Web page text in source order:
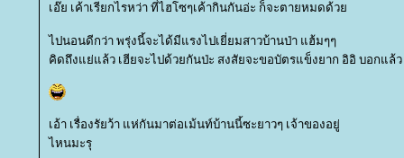
เอ๊ย เค้าเรียกไรหว่า ที่ไฮโซๆเค้ากินกันอ่ะ ก็จะตายหมดด้ว
ไปนอนดีกว่า พรุ่งนี้จะได้มีแรงไปเยี่ยมสาวบ้านป่า แฮ้มๆๆ
คิดถึงแย่แล้ว เฮียจะไปด้วยกันป่ะ สงสัยจะขอบัตรแข็งยาก อิอิ บอกแล้
เอ้า เรื่องรัยว้า แห่กันมาต่อเม้นท์บ้านนี้ซะยาวๆ เจ้าของอยู่
ไหนมะรุ